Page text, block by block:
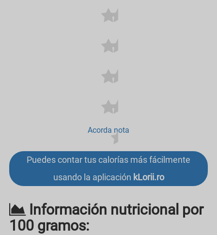
Acorda nota
Puedes contar tus calorías más fácilmente
usando la aplicación kLorii.ro
Información nutricional por
100 gramos: